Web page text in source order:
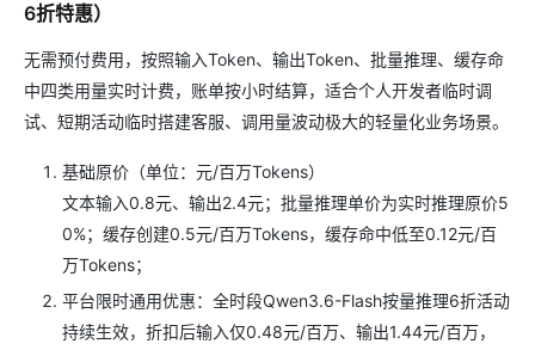
6折特惠）
无需预付费用，按照输入Token、输出Token、批量推理、缓存命
中四类用量实时计费，账单按小时结算，适合个人开发者临时调
试、短期活动临时搭建客服、调用量波动极大的轻量化业务场景。
基础原价（单位：元/百万Tokens）
文本输入0.8元、输出2.4元；批量推理单价为实时推理原价5
0%；缓存创建0.5元/百万Tokens，缓存命中低至0.12元/百
万Tokens；
平台限时通用优惠：全时段Qwen3.6-Flash按量推理6折活动
持续生效，折扣后输入仅0.48元/百万、输出1.44元/百万，